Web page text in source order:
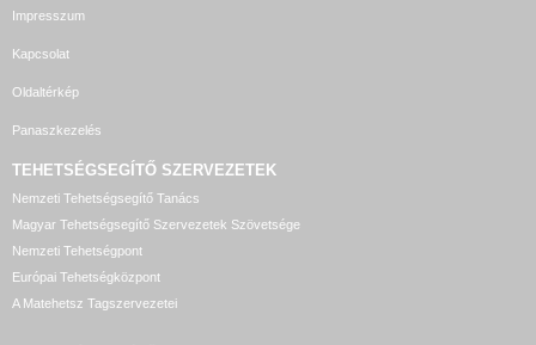
Impresszum
Kapcsolat
Oldaltérkép
Panaszkezelés
TEHETSÉGSEGÍTŐ SZERVEZETEK
Nemzeti Tehetségsegítő Tanács
Magyar Tehetségsegítő Szervezetek Szövetsége
Nemzeti Tehetségpont
Európai Tehetségközpont
A Matehetsz Tagszervezetei